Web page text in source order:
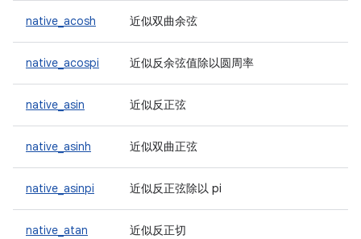
native_acosh 近似双曲余弦
native_acospi 近似反余弦值除以圆周率
native_asin 近似反正弦
native_asinh 近似双曲正弦
native_asinpi 近似反正弦除以 pi
native_atan 近似反正切